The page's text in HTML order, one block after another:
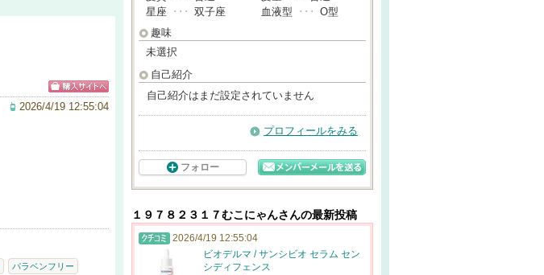
2026/4/19 12:55:04
パラベンフリー
星座 ･･･ 双子座 血液型 ･･･ O型
趣味
未選択
自己紹介
自己紹介はまだ設定されていません
プロフィールをみる
フォロー
１９７８２３１７むこにゃんさんの最新投稿
2026/4/19 12:55:04
ビオデルマ / サンシビオ セラム セン
シディフェンス